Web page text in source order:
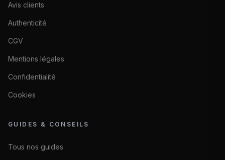
Avis clients
Authenticité
CGV
Mentions légales
Confidentialité
Cookies
GUIDES & CONSEILS
Tous nos guides